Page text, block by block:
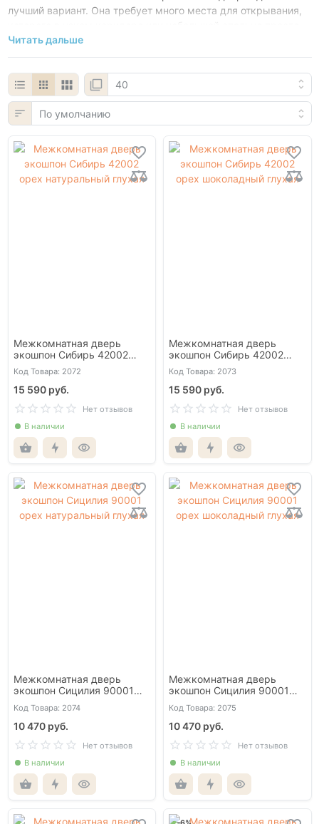
лучший вариант. Она требует много места для открывания,
нет. К счастью, существуют современные и элегантные
Читать дальше
Межкомнатная дверь
экошпон Сибирь 42002
орех натуральный глухая
Код Товара: 2072
15 590 руб.
Нет отзывов
В наличии
Межкомнатная дверь
экошпон Сибирь 42002
орех шоколадный глухая
Код Товара: 2073
15 590 руб.
Нет отзывов
В наличии
Межкомнатная дверь
экошпон Сицилия 90001
орех натуральный глухая
Код Товара: 2074
10 470 руб.
Нет отзывов
В наличии
Межкомнатная дверь
экошпон Сицилия 90001
орех шоколадный глухая
Код Товара: 2075
10 470 руб.
Нет отзывов
В наличии